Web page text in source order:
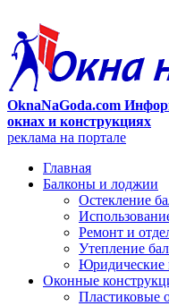
OknaNaGoda.com
окнах и конструкциях
реклама на портале
Главная
Балконы и лоджии
Остекление
Ремонт и
Утепление
Юридические
Оконные
Пластиковые